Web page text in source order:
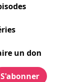
un don
S'abonner